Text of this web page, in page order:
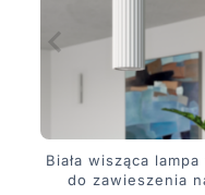
Biała wisząca
do zawieszenia